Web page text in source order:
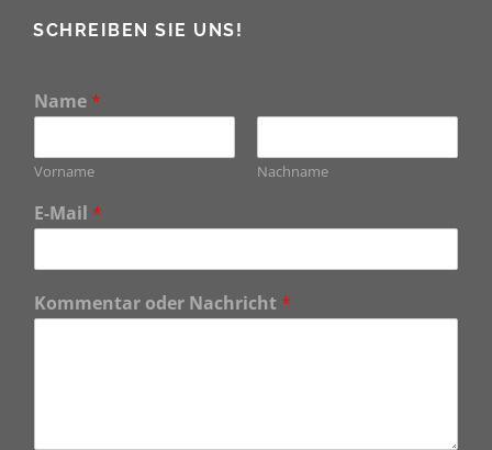
SCHREIBEN SIE UNS!
Name *
Vorname Nachname
E-Mail *
Kommentar oder Nachricht *